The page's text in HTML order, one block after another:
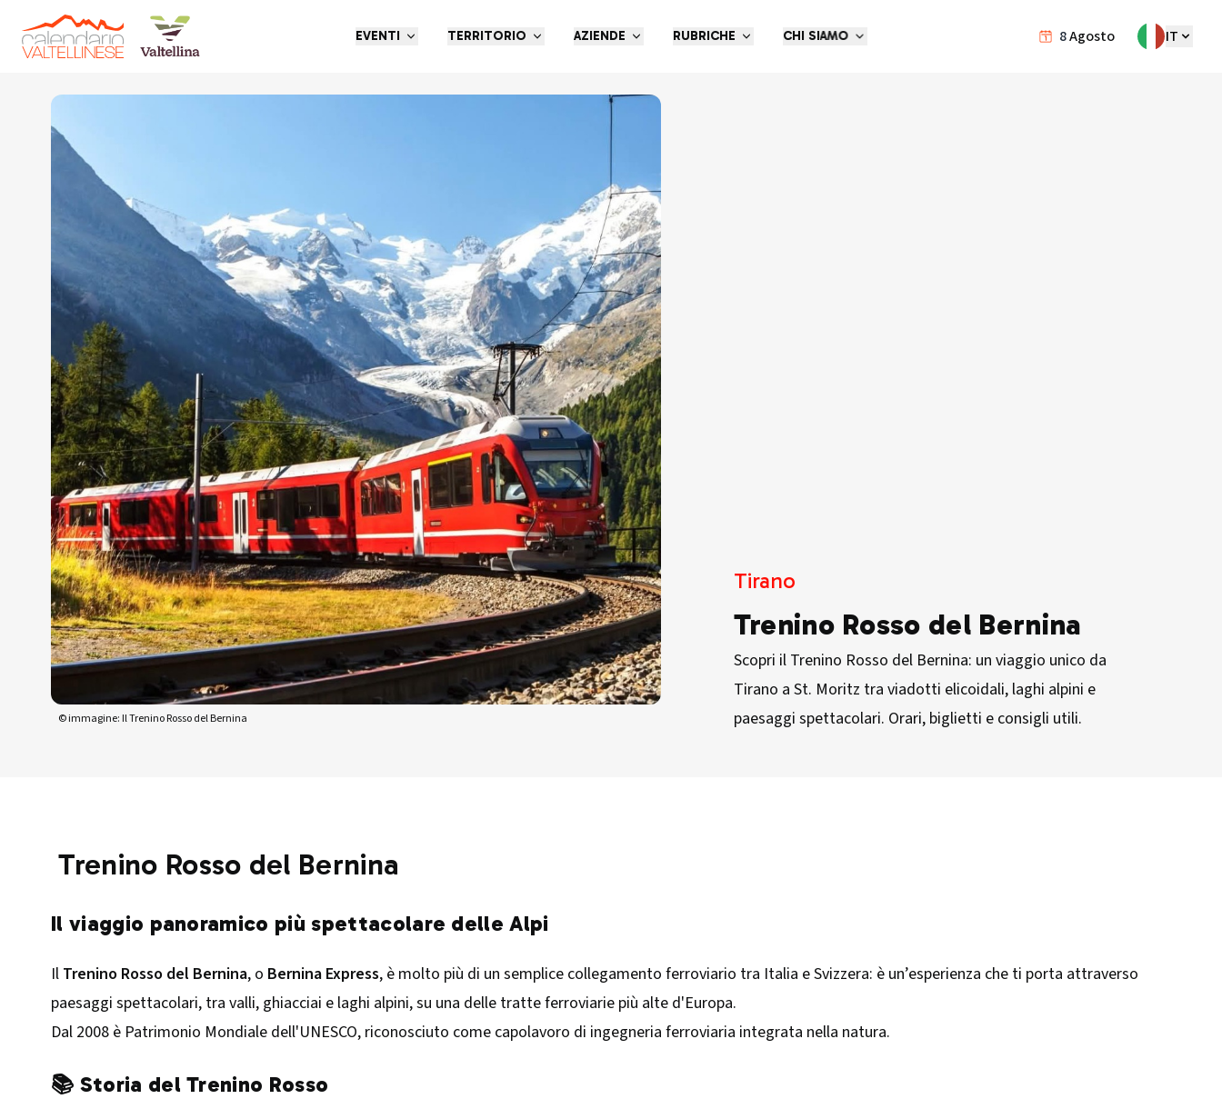
8Agosto IT
EVENTI TERRITORIO AZIENDE RUBRICHE CHI SIAMO
Torna indietro
© immagine: Il Trenino Rosso del Bernina
Tirano
Trenino Rosso del Bernina
Scopri il Trenino Rosso del Bernina: un viaggio unico da
Tirano a St. Moritz tra viadotti elicoidali, laghi alpini e
paesaggi spettacolari. Orari, biglietti e consigli utili.
Trenino Rosso del Bernina
Il viaggio panoramico più spettacolare delle Alpi
Il Trenino Rosso del Bernina, o Bernina Express, è molto più di un semplice collegamento ferroviario tra Italia e Svizzera: è un’esperienza che ti porta attraverso
paesaggi spettacolari, tra valli, ghiacciai e laghi alpini, su una delle tratte ferroviarie più alte d'Europa.
Dal 2008 è Patrimonio Mondiale dell'UNESCO, riconosciuto come capolavoro di ingegneria ferroviaria integrata nella natura.
📚 Storia del Trenino Rosso